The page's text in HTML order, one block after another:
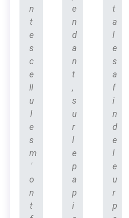
n
t
e
s
c
e
ll
u
l
e
s
m
'
o
n
t
e
n
d
a
n
t
,
s
u
r
l
e
p
a
p
i
t
a
l
e
s
a
f
i
n
d
e
l
e
u
r
p